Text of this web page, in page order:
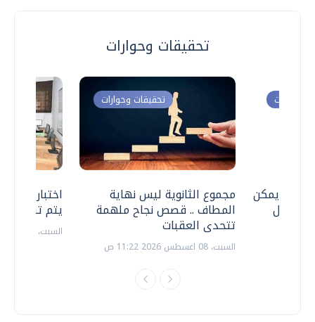
تحقيقات وحوارات
اختبارات
يتم
السبت، 18 يوليو 2026 09:22 ص
تحقيقات وحوارات
مجموع الثانوية ليس نهاية
المطاف .. قصص نجاح ملهمة
تتحدى العقبات
السبت، 08 اغسطس 2026 11:22 ص
وحوارات
.. هل يمكن
نتعامل